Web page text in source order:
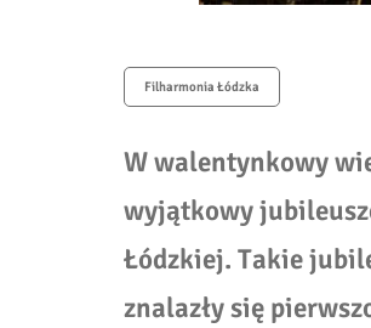
Filharmonia Łódzka
W walentynkowy
wyjątkowy
Łódzkiej. Takie
znalazły się